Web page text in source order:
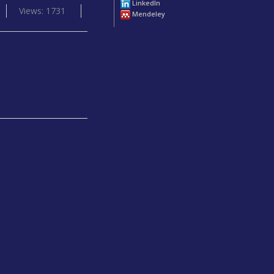
Views: 1731
LinkedIn
Mendeley